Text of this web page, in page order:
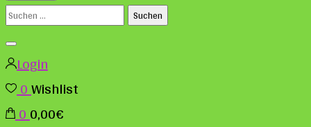
Suchen
nach:
Login
0Wishlist
00,00€